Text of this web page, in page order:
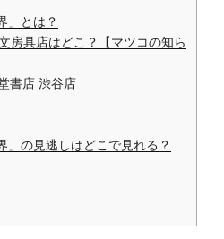
」とは？
房具店はどこ？【マツコの知ら
書店 渋谷店
」の見逃しはどこで見れる？